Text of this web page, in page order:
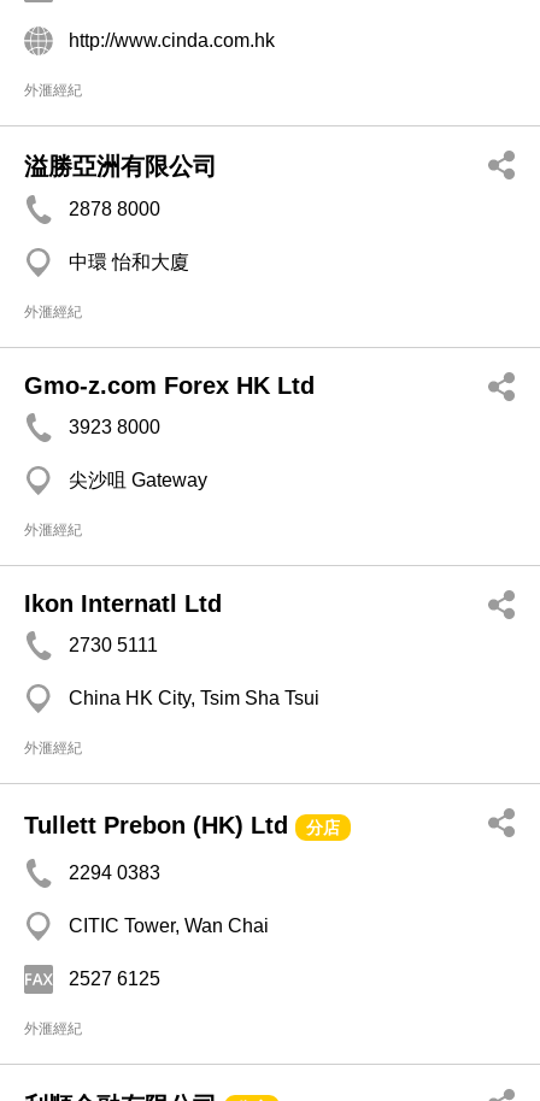
http://www.cinda.com.hk
外滙經紀
溢勝亞洲有限公司
2878 8000
中環 怡和大廈
外滙經紀
Gmo-z.com Forex HK Ltd
3923 8000
尖沙咀 Gateway
外滙經紀
Ikon Internatl Ltd
2730 5111
China HK City, Tsim Sha Tsui
外滙經紀
Tullett Prebon (HK) Ltd 分店
2294 0383
CITIC Tower, Wan Chai
2527 6125
外滙經紀